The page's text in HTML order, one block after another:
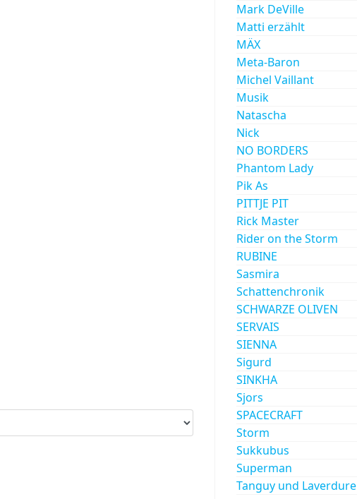
Mark DeVille
Matti erzählt
MÄX
Meta-Baron
Michel Vaillant
Musik
Natascha
Nick
NO BORDERS
Phantom Lady
Pik As
PITTJE PIT
Rick Master
Rider on the Storm
RUBINE
Sasmira
Schattenchronik
SCHWARZE OLIVEN
SERVAIS
SIENNA
Sigurd
SINKHA
Sjors
SPACECRAFT
Storm
Sukkubus
Superman
Tanguy und Laverdure